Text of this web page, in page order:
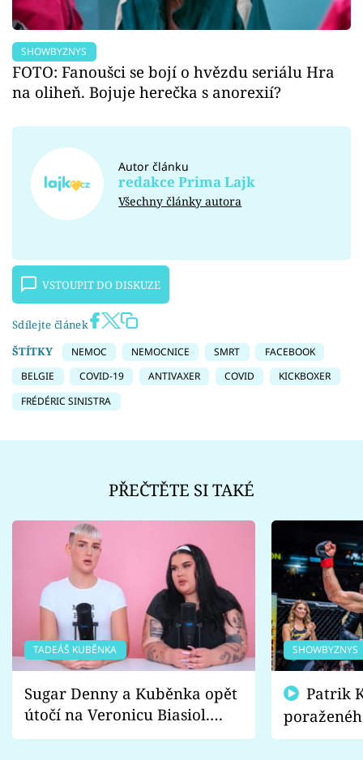
SHOWBYZNYS
FOTO: Fanoušci se bojí o hvězdu seriálu Hra
na oliheň. Bojuje herečka s anorexií?
Autor článku
redakce Prima Lajk
Všechny články autora
VSTOUPIT DO DISKUZE
Sdílejte článek
ŠTÍTKY
NEMOC NEMOCNICE SMRT
FACEBOOK
BELGIE
COVID-19 ANTIVAXER COVID
KICKBOXER
FRÉDÉRIC SINISTRA
PŘEČTĚTE SI TAKÉ
TADEÁŠ KUBĚNKA
Sugar Denny a Kuběnka opět
útočí na Veronicu Biasiol.
Proč je podle nich falešná a
SHOWBYZNYS
fanoušci